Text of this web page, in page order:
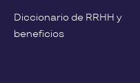
Diccionario de RRHH y
beneficios